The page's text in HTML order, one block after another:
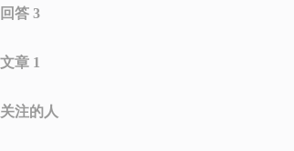
回答 3
文章 1
关注的人